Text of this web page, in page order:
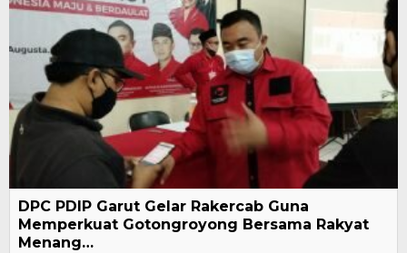
DPC PDIP Garut Gelar Rakercab Guna
Memperkuat Gotongroyong Bersama Rakyat
Menang…